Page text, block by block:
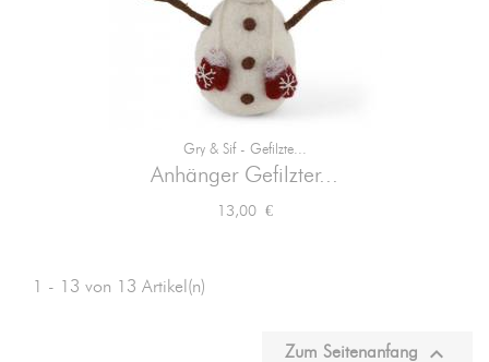
Gry & Sif - Gefilzte...
Anhänger Gefilzter...
Preis
13,00 €
1 - 13 von 13 Artikel(n)
Zum Seitenanfang 